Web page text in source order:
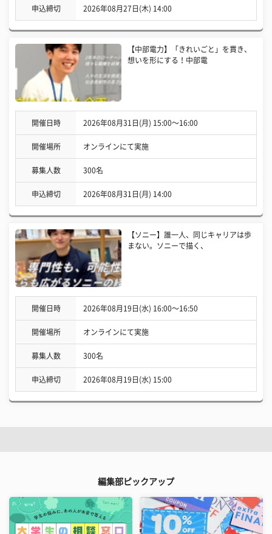
申込締切 2026年08月27日(木) 14:00
【中部電力】「きれいごと」を貫き、
想いを形にする！中部電
開催日時 2026年08月31日(月) 15:00〜16:00
開催場所 オンラインにて実施
募集人数 300名
申込締切 2026年08月31日(月) 14:00
【ソニー】誰一人、同じキャリアは歩
まない。ソニーで描く、
開催日時 2026年08月19日(水) 16:00〜16:50
開催場所 オンラインにて実施
募集人数 300名
申込締切 2026年08月19日(水) 15:00
編集部ピックアップ